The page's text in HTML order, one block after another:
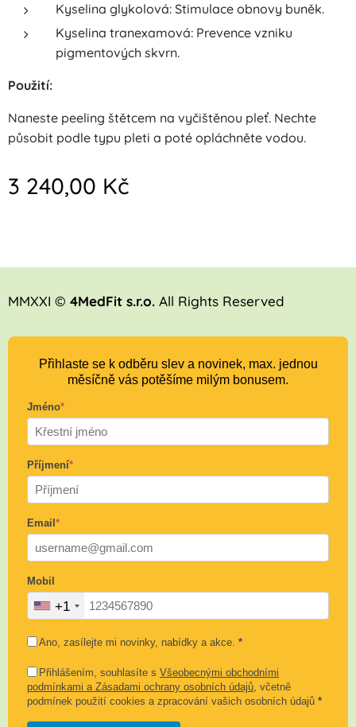
Kyselina glykolová: Stimulace obnovy buněk.
Kyselina tranexamová: Prevence vzniku
pigmentových skvrn.
Použití:
Naneste peeling štětcem na vyčištěnou pleť. Nechte
působit podle typu pleti a poté opláchněte vodou.
3 240,00 Kč
MMXXI © 4MedFit s.r.o. All Rights Reserved
Přihlaste se k odběru slev a novinek, max. jednou
měsíčně vás potěšíme milým bonusem.
Jméno*
Příjmení*
Email *
Mobil
+1
Ano, zasílejte mi novinky, nabídky a akce. *
Přihlášením, souhlasíte s Všeobecnými obchodními
podmínkami a Zásadami ochrany osobních údajů, včetně
podmínek použití cookies a zpracování vašich osobních údajů *